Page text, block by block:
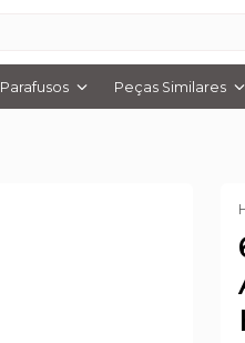
Parafusos Peças Similares